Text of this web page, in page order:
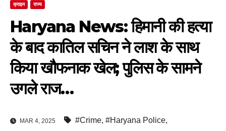
क्राइम राज्य
Haryana News: हिमानी की हत्या
के बाद कातिल सचिन ने लाश के साथ
किया खौफनाक खेल; पुलिस के सामने
उगले राज…
MAR 4, 2025 #Crime, #Haryana Police,